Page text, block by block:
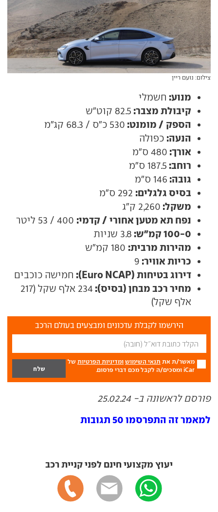
צילום: נועם ריין
מנוע: חשמלי
קיבולת מצבר: 82.5 קוט"ש
הספק / מומנט: 530 כ"ס / 68.3 קג"מ
הנעה: כפולה
אורך: 480 ס"מ
רוחב: 187.5 ס"מ
גובה: 146 ס"מ
בסיס גלגלים:
משקל: 2,260 ק"ג
נפח תא מטען אחורי / קדמי:
100-0 קמ"ש: 3.8 שניות
מהירות מרבית:
כריות אוויר: 9
דירוג בטיחות (Euro NCAP): חמישה כוכבים
מחיר רכב מבחן (בסיס):
234 אלף שקל (217
אלף שקל)
הירשמו לקבלת עדכונים ומבצעים בעולם הרכב
מאשר/ת את תנאי השימוש ומדיניות הפרטיות של
iCar ומסכים/ה לקבל מכם דברי פרסום.
פורסם לראשונה ב- 25.02.24
למאמר זה התפרסמו 50 תגובות
יעוץ מקצועי חינם לפני קניית רכב